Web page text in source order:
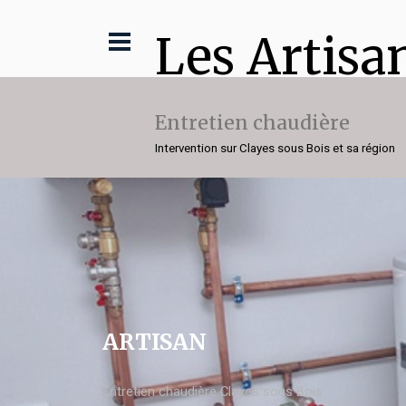
Les
Entretien chaudière
Intervention sur Clayes sous Bois et sa région
ARTISAN
Entretien chaudière Clayes sous Bois